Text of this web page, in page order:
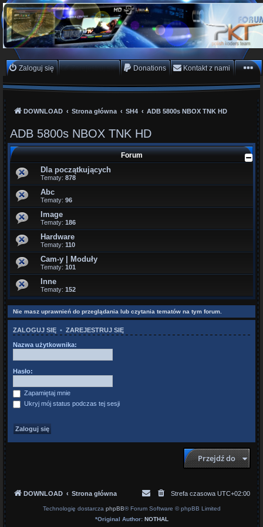
PKTeam - Polish Koders
Team
Hyperion, Enigma, E2, PKT, listy kanałów, oscam
Zaloguj się Zarejestruj się Donations Kontakt z nami
DOWNLOAD Strona główna SH4 ADB 5800s NBOX TNK HD
ADB 5800s NBOX TNK HD
Forum
Dla początkujących
Tematy: 878
Abc
Tematy: 96
Image
Tematy: 186
Hardware
Tematy: 110
Cam-y | Moduły
Tematy: 101
Inne
Tematy: 152
Nie masz uprawnień do przeglądania lub czytania tematów na tym forum.
ZALOGUJ SIĘ • ZAREJESTRUJ SIĘ
Nazwa użytkownika:
Hasło:
Zapamiętaj mnie
Ukryj mój status podczas tej sesji
Przejdź do
DOWNLOAD Strona główna Strefa czasowa UTC+02:00
Technologię dostarcza phpBB® Forum Software © phpBB Limited
*Original Author: NOTHAL